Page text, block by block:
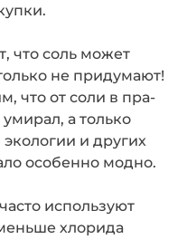
что соль может
не придумают!
что от соли в пра-
а только
экологии и других
особенно модно.
используют
хлорида